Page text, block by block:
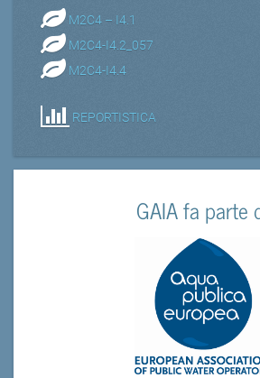
M2C4 – I4.1
M2C4-I4.2_057
M2C4-I4.4
REPORTISTICA
GAIA fa parte